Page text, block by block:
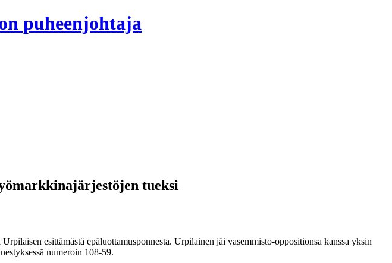
puheenjohtaja
tueksi
esittämästä epäluottamusponnesta. Urpilainen jäi vasemmisto-oppositionsa kanssa yksin
numeroin 108-59.